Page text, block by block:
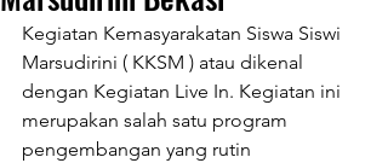
Kegiatan Kemasyarakatan Siswa Siswi
Marsudirini ( KKSM ) atau dikenal
dengan Kegiatan Live In. Kegiatan ini
merupakan salah satu program
pengembangan yang rutin